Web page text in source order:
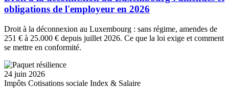
obligations de l'employeur en 2026
Droit à la déconnexion au Luxembourg : sans régime, amendes de
251 € à 25.000 € depuis juillet 2026. Ce que la loi exige et comment
se mettre en conformité.
24 juin 2026
Impôts Cotisations sociale Index & Salaire